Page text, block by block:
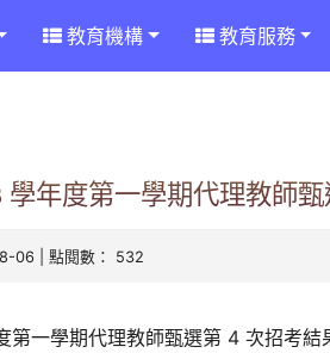
教育機構 教育服務
學年度第一學期代理教師
06 | 點閱數： 532
第一學期代理教師甄選第 4 次招考結